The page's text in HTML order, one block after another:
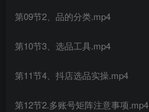
第09节2、品的分类.mp4
第10节3、选品工具.mp4
第11节4、抖店选品实操.mp4
第12节2.多账号矩阵注意事项.mp4